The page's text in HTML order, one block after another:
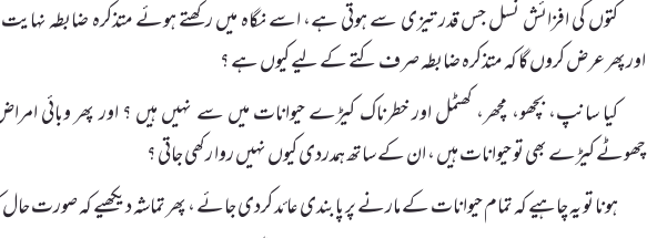
کتوں کی افزائش نسل جس قدر تیزی سے ہوتی ہے، اسے نگاہ میں رکھتے ہوئے متذکرہ ضابطہ
اورپھر عرض کروں گا کہ متذکرہ ضابطہ صرف کتے کے لیے کیوں ہے ؟
کیا سانپ، بچھو، مچھر، کھٹمل اور خطرناک کیڑے حیوانات میں سے نہیں ہیں ؟ اور پھر وبائی
چھوٹے کیڑے بھی تو حیوانات ہیں ، ان کے ساتھ ہمدردی کیوں نہیں روا رکھی جاتی ؟
ہونا تو یہ چاہیے کہ تمام حیوانات کے مارنے پر پابندی عائد کردی جائے ، پھر تماشہ دیکھیے کہ صورت حال